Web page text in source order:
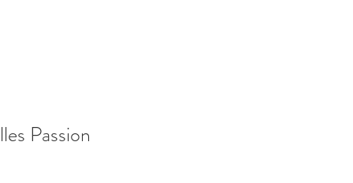
Passion